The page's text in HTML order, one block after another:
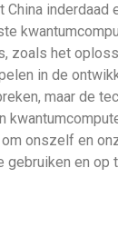
inderdaad
zoals het
in de
maar de
onszelf en
en